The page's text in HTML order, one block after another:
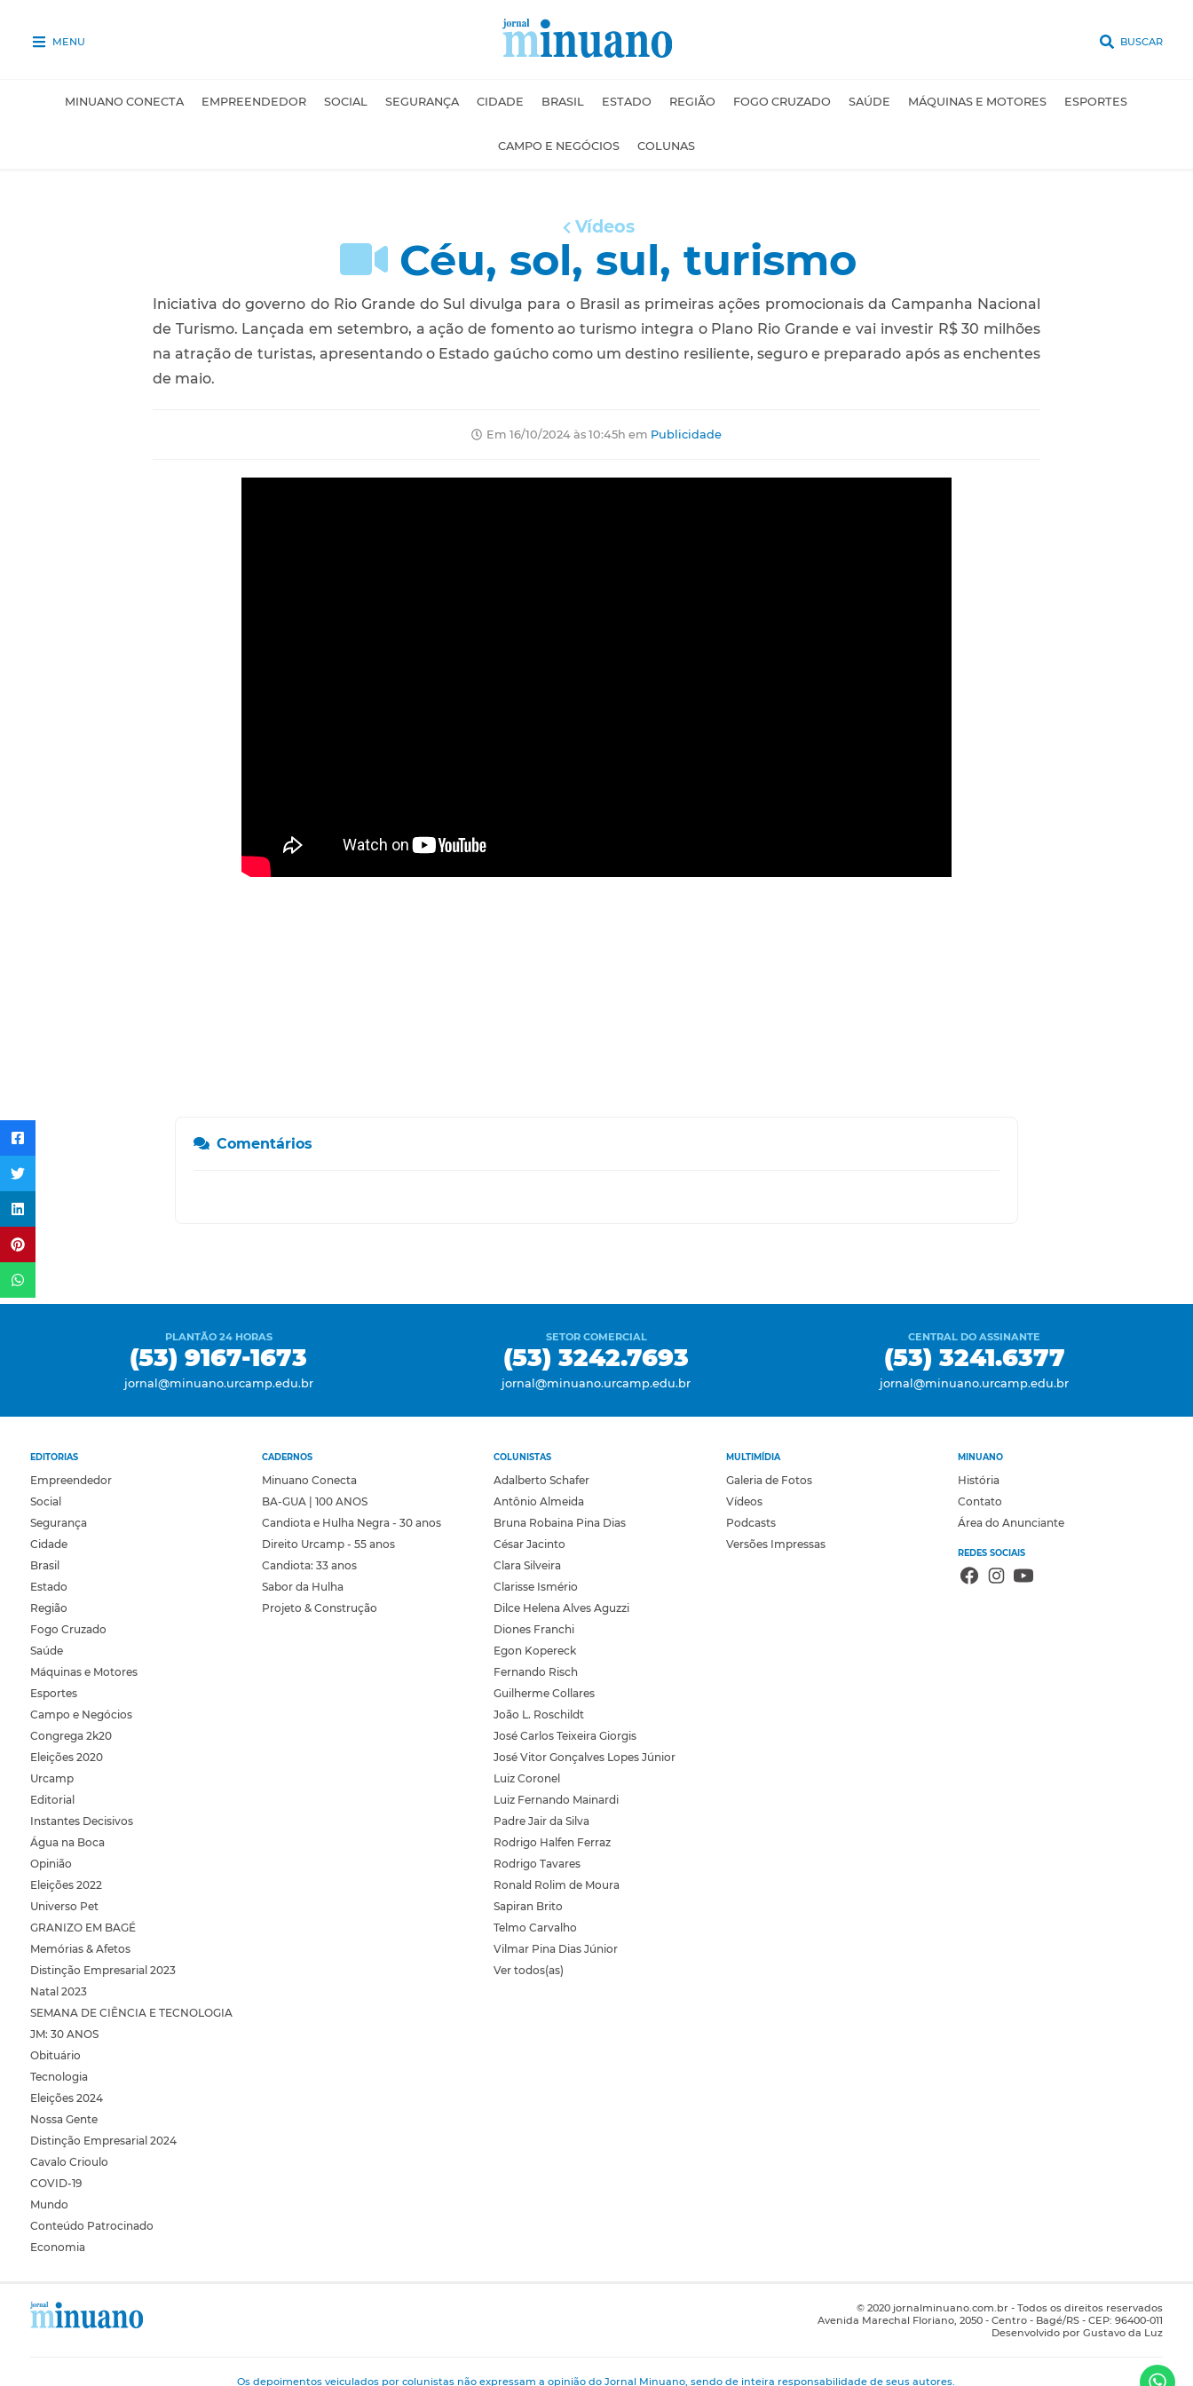
MENU BUSCAR
MINUANO CONECTA EMPREENDEDOR SOCIAL SEGURANÇA CIDADE BRASIL ESTADO REGIÃO FOGO CRUZADO SAÚDE MÁQUINAS E MOTORES ESPORTES
CAMPO E NEGÓCIOS COLUNAS
Vídeos
Céu, sol, sul, turismo
Iniciativa do governo do Rio Grande do Sul divulga para o Brasil as primeiras ações promocionais da Campanha Nacional
de Turismo. Lançada em setembro, a ação de fomento ao turismo integra o Plano Rio Grande e vai investir R$ 30 milhões
na atração de turistas, apresentando o Estado gaúcho como um destino resiliente, seguro e preparado após as enchentes
de maio.
Em 16/10/2024 às 10:45h em Publicidade
Comentários
PLANTÃO 24 HORAS
(53) 9167-1673
jornal@minuano.urcamp.edu.br
SETOR COMERCIAL
(53) 3242.7693
jornal@minuano.urcamp.edu.br
CENTRAL DO ASSINANTE
(53) 3241.6377
jornal@minuano.urcamp.edu.br
EDITORIAS
Empreendedor
Social
Segurança
Cidade
Brasil
Estado
Região
Fogo Cruzado
Saúde
Máquinas e Motores
Esportes
Campo e Negócios
Congrega 2k20
Eleições 2020
Urcamp
Editorial
Instantes Decisivos
Água na Boca
Opinião
Eleições 2022
Universo Pet
GRANIZO EM BAGÉ
Memórias & Afetos
Distinção Empresarial 2023
Natal 2023
SEMANA DE CIÊNCIA E TECNOLOGIA
JM: 30 ANOS
Obituário
Tecnologia
Eleições 2024
Nossa Gente
Distinção Empresarial 2024
Cavalo Crioulo
COVID-19
Mundo
Conteúdo Patrocinado
Economia
CADERNOS
Minuano Conecta
BA-GUA | 100 ANOS
Candiota e Hulha Negra - 30 anos
Direito Urcamp - 55 anos
Candiota: 33 anos
Sabor da Hulha
Projeto & Construção
COLUNISTAS
Adalberto Schafer
Antônio Almeida
Bruna Robaina Pina Dias
César Jacinto
Clara Silveira
Clarisse Ismério
Dilce Helena Alves Aguzzi
Diones Franchi
Egon Kopereck
Fernando Risch
Guilherme Collares
João L. Roschildt
José Carlos Teixeira Giorgis
José Vitor Gonçalves Lopes Júnior
Luiz Coronel
Luiz Fernando Mainardi
Padre Jair da Silva
Rodrigo Halfen Ferraz
Rodrigo Tavares
Ronald Rolim de Moura
Sapiran Brito
Telmo Carvalho
Vilmar Pina Dias Júnior
Ver todos(as)
MULTIMÍDIA
Galeria de Fotos
Vídeos
Podcasts
Versões Impressas
MINUANO
História
Contato
Área do Anunciante
REDES SOCIAIS
© 2020 jornalminuano.com.br - Todos os direitos reservados
Avenida Marechal Floriano, 2050 - Centro - Bagé/RS - CEP: 96400-011
Desenvolvido por Gustavo da Luz
Os depoimentos veiculados por colunistas não expressam a opinião do Jornal Minuano, sendo de inteira responsabilidade de seus autores.